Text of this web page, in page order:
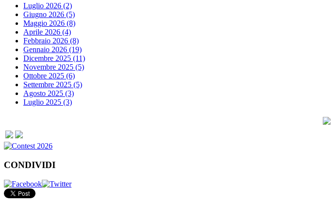
Luglio 2026 (2)
Giugno 2026 (5)
Maggio 2026 (8)
Aprile 2026 (4)
Febbraio 2026 (8)
Gennaio 2026 (19)
Dicembre 2025 (11)
Novembre 2025 (5)
Ottobre 2025 (6)
Settembre 2025 (5)
Agosto 2025 (3)
Luglio 2025 (3)
CONDIVIDI